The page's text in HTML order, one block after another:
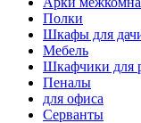
Полки
Шкафы для
Мебель
Шкафчики для
Пеналы
для офиса
Серванты